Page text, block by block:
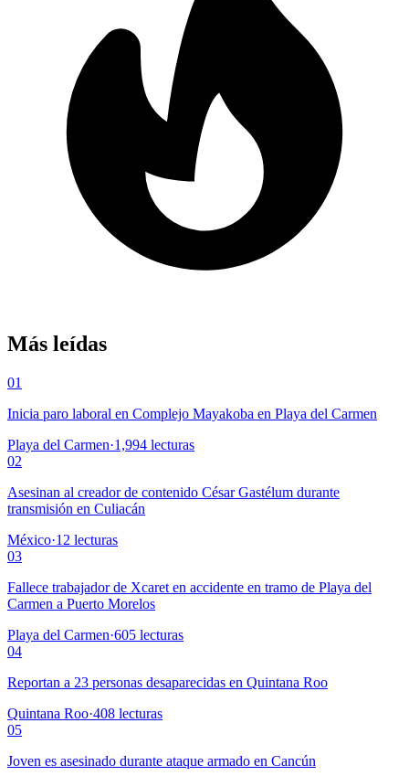
Más leídas
01
Inicia paro laboral en Complejo Mayakoba en Playa del Carmen
Playa del Carmen·1,994 lecturas
02
Asesinan al creador de contenido César Gastélum durante
transmisión en Culiacán
México·12 lecturas
03
Fallece trabajador de Xcaret en accidente en tramo de Playa del
Carmen a Puerto Morelos
Playa del Carmen·605 lecturas
04
Reportan a 23 personas desaparecidas en Quintana Roo
Quintana Roo·408 lecturas
05
Joven es asesinado durante ataque armado en Cancún